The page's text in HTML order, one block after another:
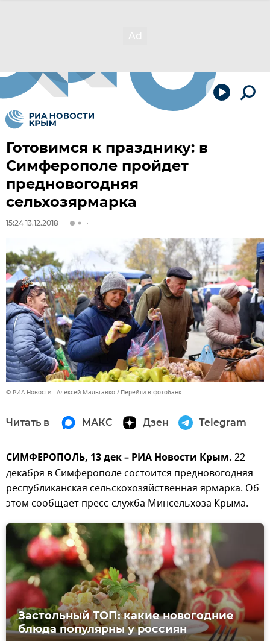
Готовимся к празднику: в
Симферополе пройдет
предновогодняя
сельхозярмарка
15:24 13.12.2018
© РИА Новости . Алексей Мальгавко Перейти в фотобанк
Читать в МАКС Дзен Telegram
СИМФЕРОПОЛЬ, 13 дек – РИА Новости Крым. 22
декабря в Симферополе состоится предновогодняя
республиканская сельскохозяйственная ярмарка. Об
этом сообщает пресс-служба Минсельхоза Крыма.
Застольный ТОП: какие новогодние
блюда популярны у россиян